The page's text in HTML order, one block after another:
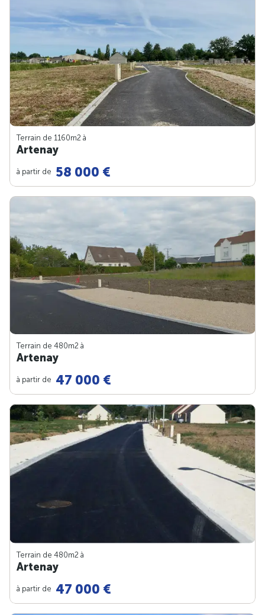
Terrain de 1160m2 à
Artenay
à partir de 58 000 €
Terrain de 480m2 à
Artenay
à partir de 47 000 €
Terrain de 480m2 à
Artenay
à partir de 47 000 €